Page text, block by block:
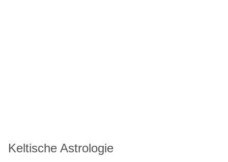
Keltische Astrologie